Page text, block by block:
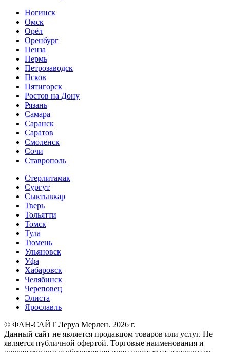
Ногинск
Омск
Орёл
Оренбург
Пенза
Пермь
Петрозаводск
Псков
Пятигорск
Ростов на Дону
Рязань
Самара
Саранск
Саратов
Смоленск
Сочи
Ставрополь
Стерлитамак
Сургут
Сыктывкар
Тверь
Тольятти
Томск
Тула
Тюмень
Ульяновск
Уфа
Хабаровск
Челябинск
Череповец
Элиста
Ярославль
© ФАН-САЙТ Леруа Мерлен. 2026 г.
Данный сайт не является продавцом товаров или услуг. Не
является публичной офертой. Торговые наименования и